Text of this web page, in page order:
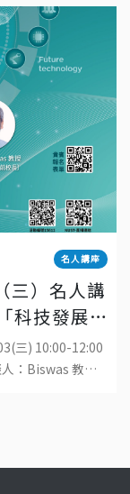
名人講座
三）名人講
科技發展
三) 10:00-12:00
：Biswas 教